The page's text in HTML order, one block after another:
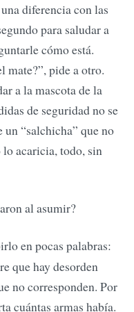
diferencia con las
para saludar a
cómo está.
mate?”, pide a otro.
a la mascota de la
de seguridad no se
“salchicha” que no
lo acaricia, todo, sin
al asumir?
en pocas palabras:
que hay desorden
no corresponden. Por
cuántas armas había.